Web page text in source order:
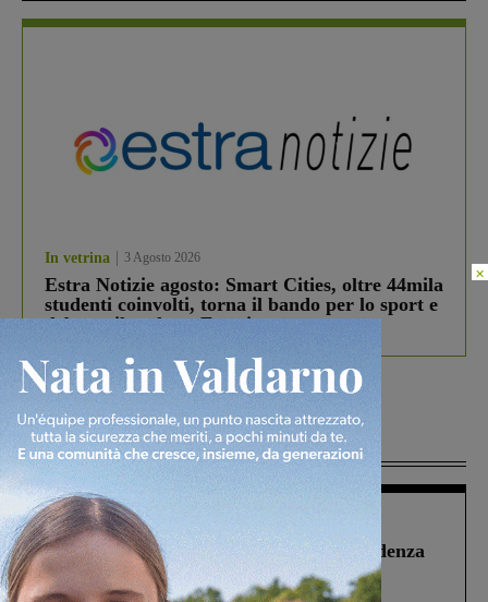
In vetrina 3 Agosto 2026
Estra Notizie agosto: Smart Cities, oltre 44mila
studenti coinvolti, torna il bando per lo sport e
debutta il podcast Estrair
Più lette
Figline Incisa Valdarno 1 Agosto 2026
Piscina di Figline finanziata oltre la scadenza
Pnrr, il gruppo di Fratelli d’Italia: “Un
ringraziamento al Governo”
×